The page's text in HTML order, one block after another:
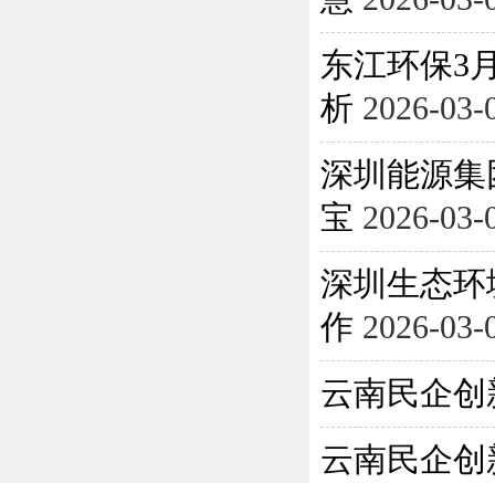
东江环保3
析 2026-03-
深圳能源
宝 2026-03-
深圳生态
作 2026-03-
云南民企
云南民企